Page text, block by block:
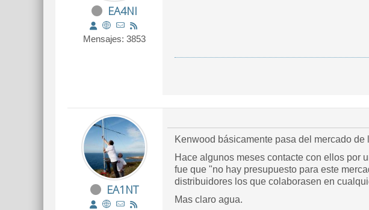
EA4NI
Mensajes: 3853
EA1NT
Kenwood básicamente pasa del mercado
Hace algunos meses contacte con ellos por
fue que "no hay presupuesto para este
distribuidores los que colaborasen en
Mas claro agua.